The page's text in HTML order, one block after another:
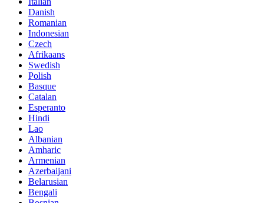
Danish
Romanian
Indonesian
Czech
Afrikaans
Swedish
Polish
Basque
Catalan
Esperanto
Hindi
Lao
Albanian
Amharic
Armenian
Azerbaijani
Belarusian
Bengali